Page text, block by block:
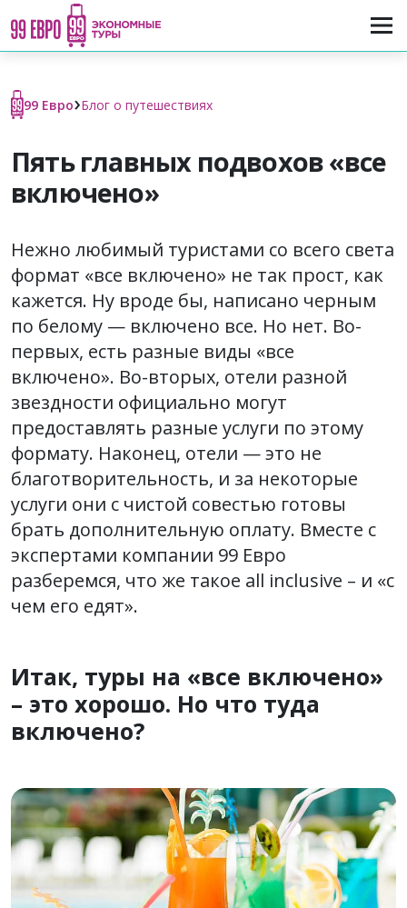
99 Евро›Блог о путешествиях
Пять главных подвохов «все
включено»
Нежно любимый туристами со всего света
формат «все включено» не так прост, как
кажется. Ну вроде бы, написано черным
по белому — включено все. Но нет. Во-
первых, есть разные виды «все
включено». Во-вторых, отели разной
звездности официально могут
предоставлять разные услуги по этому
формату. Наконец, отели — это не
благотворительность, и за некоторые
услуги они с чистой совестью готовы
брать дополнительную оплату. Вместе с
экспертами компании 99 Евро
разберемся, что же такое all inclusive – и «с
чем его едят».
Итак, туры на «все включено»
– это хорошо. Но что туда
включено?